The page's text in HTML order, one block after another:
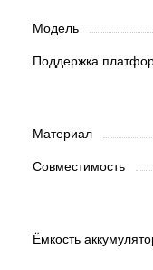
Модель
Поддержка
Материал
Совместимость
Ёмкость